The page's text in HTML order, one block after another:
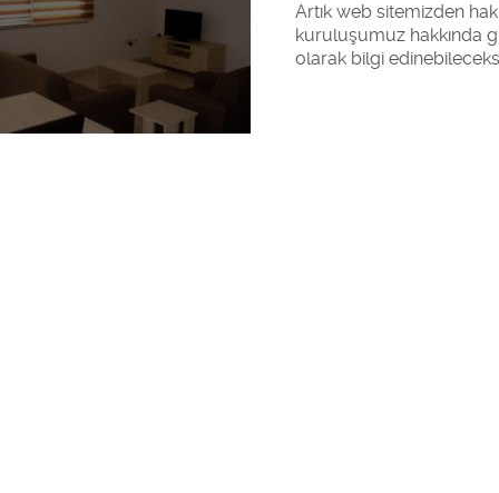
Artık web sitemizden
kuruluşumuz hakkında
olarak bilgi
Deniz Manzarası